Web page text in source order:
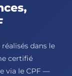
dans le
certifié
via le CPF —